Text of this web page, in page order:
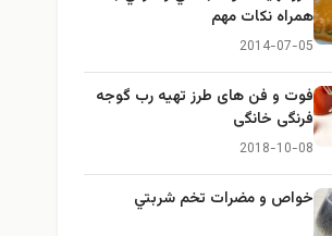
همراه نكات مهم
2014-07-05
فوت و فن های طرز تهیه رب گوجه
فرنگی خانگی
2018-10-08
خواص و مضرات تخم شربتي